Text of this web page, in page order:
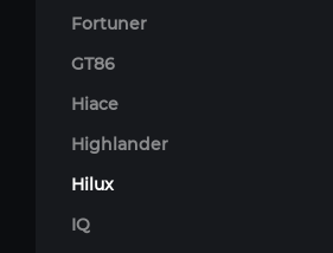
Fortuner
GT86
Hiace
Highlander
Hilux
IQ